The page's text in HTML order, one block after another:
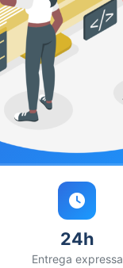
24h
Entrega expressa